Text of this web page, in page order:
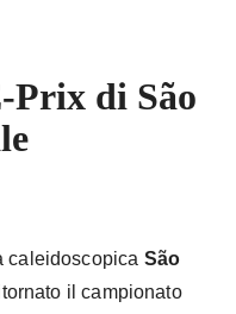
Prix di São
caleidoscopica São
il campionato